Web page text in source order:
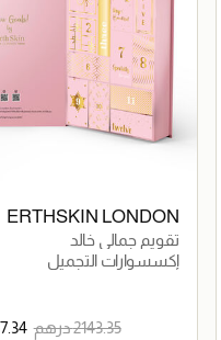
ERTHSKIN LONDON
تقويم جمالي خالد
إكسسوارات التجميل
⁦2143.35⁩ درهم ⁦857.34⁩ درهم